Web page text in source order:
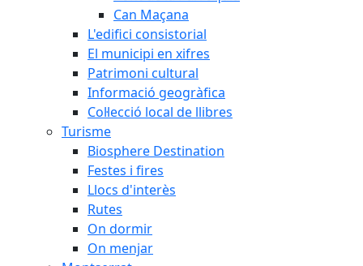
Can Maçana
L'edifici consistorial
El municipi en xifres
Patrimoni cultural
Informació geogràfica
Col·lecció local de llibres
Turisme
Biosphere Destination
Festes i fires
Llocs d'interès
Rutes
On dormir
On menjar